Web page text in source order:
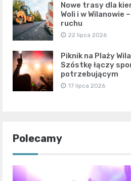
Nowe trasy dla
Woli i w Wilanowie
ruchu
22 lipca 2026
Piknik na Plaży
Szóstkę łączy
potrzebującym
17 lipca 2026
Polecamy